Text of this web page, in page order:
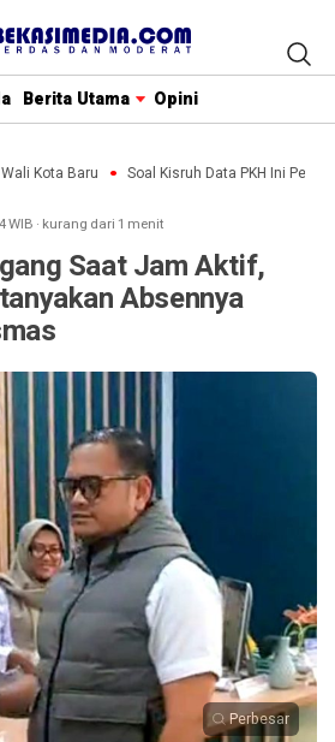
Berita Utama Opini
Kota Baru Soal Kisruh Data PKH Ini
WIB · kurang dari 1 menit
Saat Jam Aktif,
Absennya
Perbesar